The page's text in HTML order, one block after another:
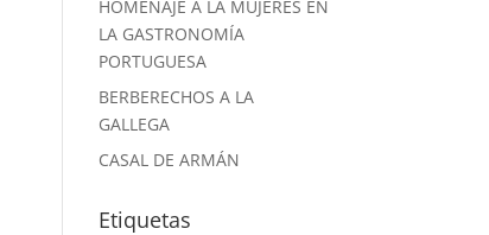
HOMENAJE A LA MUJERES EN
LA GASTRONOMÍA
PORTUGUESA
BERBERECHOS A LA
GALLEGA
CASAL DE ARMÁN
Etiquetas